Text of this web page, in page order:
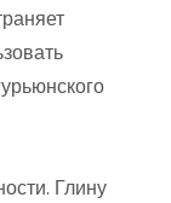
Глину